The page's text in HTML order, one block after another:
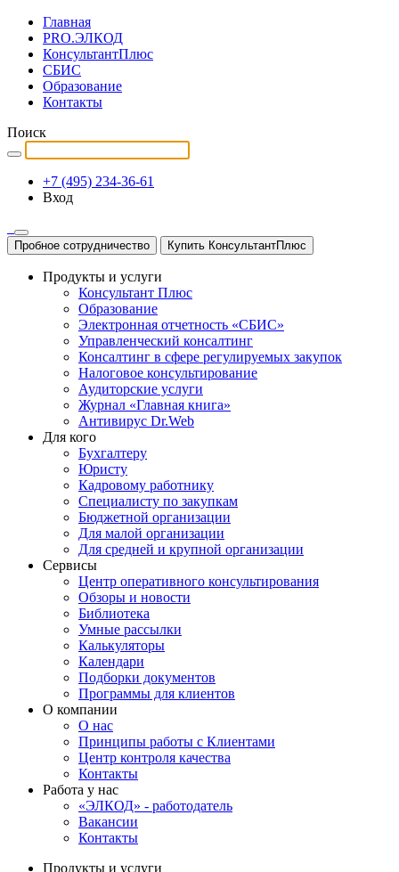
Главная
PRO.ЭЛКОД
КонсультантПлюс
СБИС
Образование
Контакты
Поиск
+7 (495) 234-36-61
Вход
Пробное сотрудничество Купить КонсультантПлюс
Продукты и услуги
Консультант Плюс
Образование
Электронная отчетность «СБИС»
Управленческий консалтинг
Консалтинг в сфере регулируемых закупок
Налоговое консультирование
Аудиторские услуги
Журнал «Главная книга»
Антивирус Dr.Web
Для кого
Бухгалтеру
Юристу
Кадровому работнику
Специалисту по закупкам
Бюджетной организации
Для малой организации
Для средней и крупной организации
Сервисы
Центр оперативного консультирования
Обзоры и новости
Библиотека
Умные рассылки
Калькуляторы
Календари
Подборки документов
Программы для клиентов
О компании
О нас
Принципы работы с Клиентами
Центр контроля качества
Контакты
Работа у нас
«ЭЛКОД» - работодатель
Вакансии
Контакты
Продукты и услуги